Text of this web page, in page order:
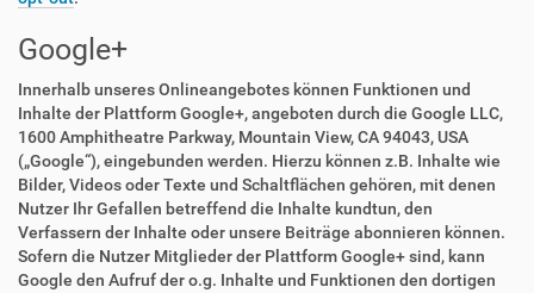
Google+
Innerhalb unseres Onlineangebotes können Funktionen und
Inhalte der Plattform Google+, angeboten durch die Google LLC,
1600 Amphitheatre Parkway, Mountain View, CA 94043, USA
(„Google“), eingebunden werden. Hierzu können z.B. Inhalte wie
Bilder, Videos oder Texte und Schaltflächen gehören, mit denen
Nutzer Ihr Gefallen betreffend die Inhalte kundtun, den
Verfassern der Inhalte oder unsere Beiträge abonnieren können.
Sofern die Nutzer Mitglieder der Plattform Google+ sind, kann
Google den Aufruf der o.g. Inhalte und Funktionen den dortigen